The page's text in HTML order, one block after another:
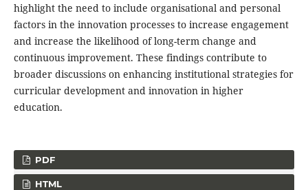
highlight the need to include organisational and personal
factors in the innovation processes to increase engagement
and increase the likelihood of long-term change and
continuous improvement. These findings contribute to
broader discussions on enhancing institutional strategies for
curricular development and innovation in higher
education.
PDF
HTML